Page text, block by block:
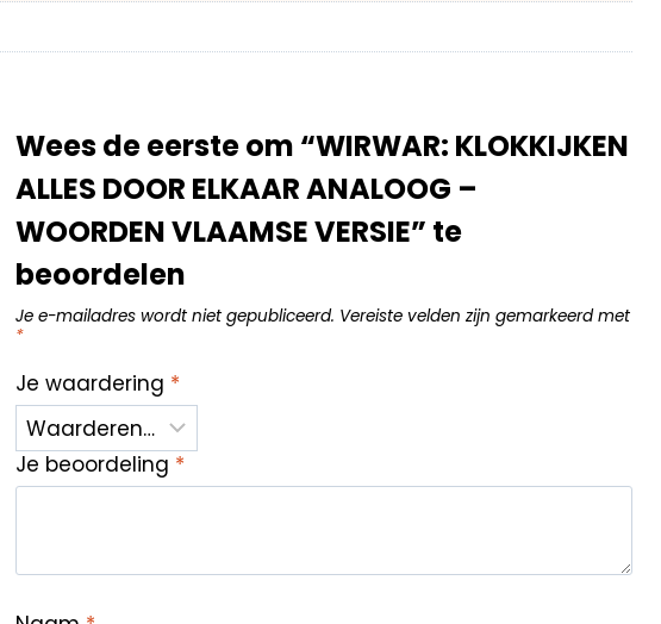
Wees de eerste om “WIRWAR: KLOKKIJKEN
ALLES DOOR ELKAAR ANALOOG –
WOORDEN VLAAMSE VERSIE” te
beoordelen
Je e-mailadres wordt niet gepubliceerd. Vereiste velden zijn gemarkeerd met
*
Je waardering *
Je beoordeling *